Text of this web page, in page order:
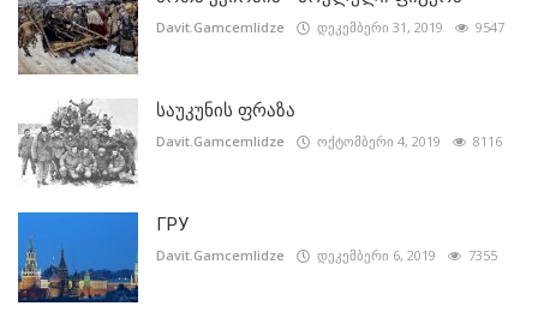
Davit.Gamcemlidze დეკემბერი 31, 2019 9547
საუკუნის ფრაზა
Davit.Gamcemlidze ოქტომბერი 4, 2019 8116
ГРУ
Davit.Gamcemlidze დეკემბერი 6, 2019 7355